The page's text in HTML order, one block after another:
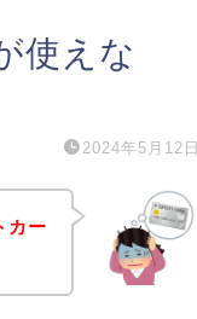
使えな
2024年5月12日
カー